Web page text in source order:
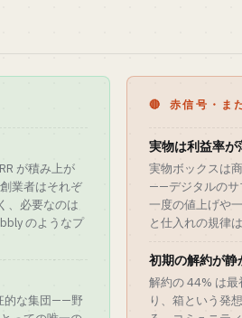
が積み上が
業者はそれぞ
、必要なのは
のようなプ
的な集団——野
🔴 赤信号・ま
実物は利益率が
実物ボックスは
——デジタルのサ
一度の値上げや
と仕入れの規律
初期の解約が静
解約の 44% は最
り、箱という発